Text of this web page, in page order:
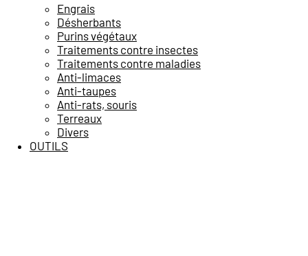
Engrais
Désherbants
Purins végétaux
Traitements contre insectes
Traitements contre maladies
Anti-limaces
Anti-taupes
Anti-rats, souris
Terreaux
Divers
OUTILS